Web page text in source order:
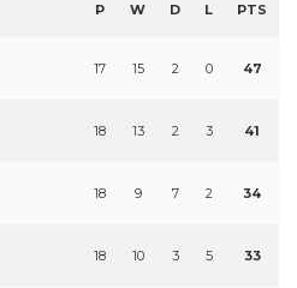
P W D L PTS
17 15 2 0 47
18 13 2 3 41
18 9 7 2 34
18 10 3 5 33